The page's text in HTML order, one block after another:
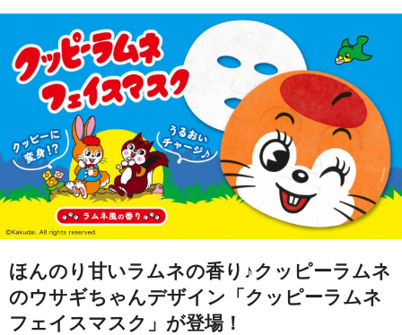
ほんのり甘いラムネの香り♪クッピーラムネ
のウサギちゃんデザイン「クッピーラムネ
フェイスマスク」が登場！